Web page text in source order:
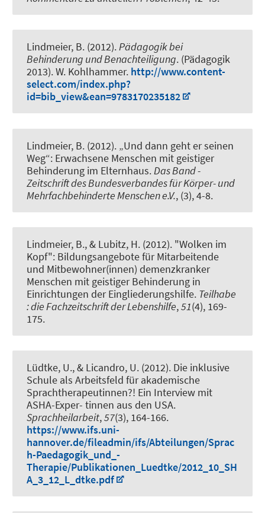
Lindmeier, B. (2012).Pädagogik bei
Behinderung und Benachteiligung. (Pädagogik
2013). W. Kohlhammer. http://www.content-
select.com/index.php?
id=bib_view&ean=9783170235182
Lindmeier, B. (2012). „Und dann geht er seinen
Weg“: Erwachsene Menschen mit geistiger
Behinderung im Elternhaus. Das Band -
Zeitschrift des Bundesverbandes für Körper- und
Mehrfachbehinderte Menschen e.V., (3), 4-8.
Lindmeier, B., & Lubitz, H. (2012). "Wolken im
Kopf": Bildungsangebote für Mitarbeitende
und Mitbewohner(innen) demenzkranker
Menschen mit geistiger Behinderung in
Einrichtungen der Eingliederungshilfe. Teilhabe
: die Fachzeitschrift der Lebenshilfe,51(4), 169-
175.
Lüdtke, U., & Licandro, U. (2012). Die inklusive
Schule als Arbeitsfeld für akademische
Sprachtherapeutinnen?! Ein Interview mit
ASHA-Exper- tinnen aus den USA.
Sprachheilarbeit,57(3), 164-166.
https://www.ifs.uni-
hannover.de/fileadmin/ifs/Abteilungen/Sprac
h-Paedagogik_und_-
Therapie/Publikationen_Luedtke/2012_10_SH
A_3_12_L_dtke.pdf